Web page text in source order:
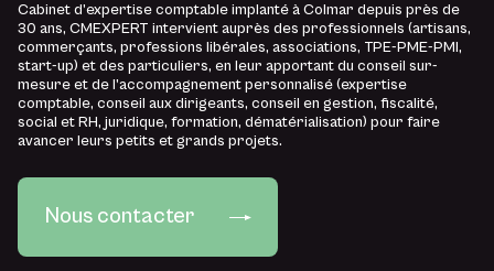
Cabinet d’expertise comptable implanté à Colmar depuis près de
30 ans, CMEXPERT intervient auprès des professionnels (artisans,
commerçants, professions libérales, associations, TPE-PME-PMI,
start-up) et des particuliers, en leur apportant du conseil sur-
mesure et de l’accompagnement personnalisé (expertise
comptable, conseil aux dirigeants, conseil en gestion, fiscalité,
social et RH, juridique, formation, dématérialisation) pour faire
avancer leurs petits et grands projets.
Nous contacter